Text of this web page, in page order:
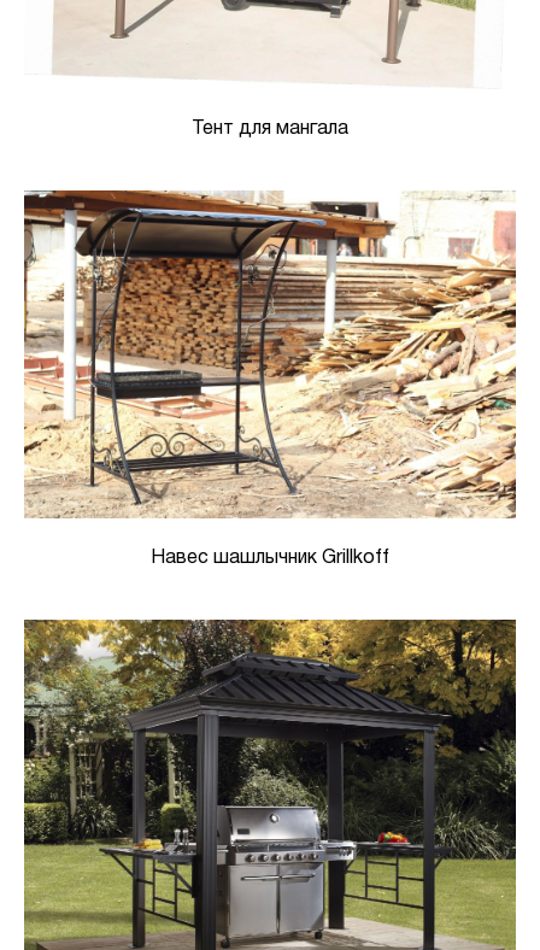
Тент для мангала
Навес шашлычник Grillkoff